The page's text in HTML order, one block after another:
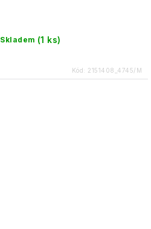
Skladem (1 ks)
Kód: 2151408_4745/M